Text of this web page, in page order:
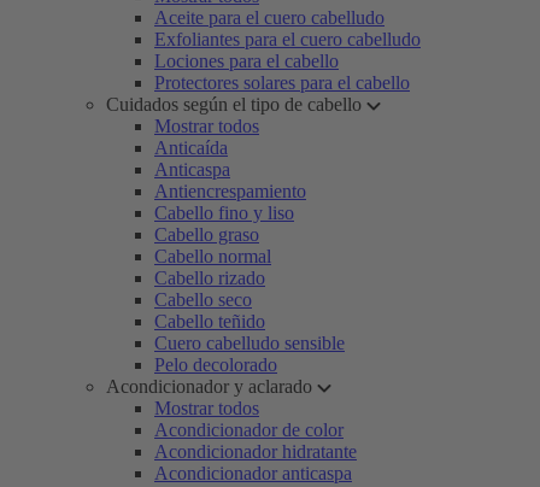
Aceite para el cuero cabelludo
Exfoliantes para el cuero cabelludo
Lociones para el cabello
Protectores solares para el cabello
Cuidados según el tipo de cabello
Mostrar todos
Anticaída
Anticaspa
Antiencrespamiento
Cabello fino y liso
Cabello graso
Cabello normal
Cabello rizado
Cabello seco
Cabello teñido
Cuero cabelludo sensible
Pelo decolorado
Acondicionador y aclarado
Mostrar todos
Acondicionador de color
Acondicionador hidratante
Acondicionador anticaspa